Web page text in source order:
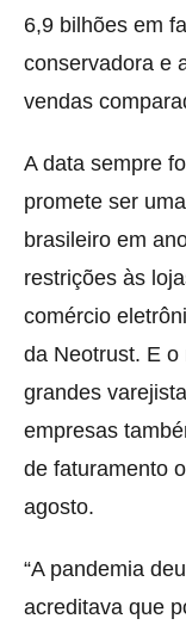
6,9 bilhões em
conservadora e
vendas
A data sempre
promete ser
brasileiro em
restrições às
comércio
da Neotrust. E
grandes
empresas
de faturamento
agosto.
“A pandemia
acreditava que